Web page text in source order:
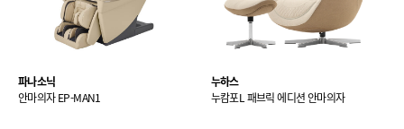
파나소닉
안마의자 EP-MAN1
누하스
누캄포L 패브릭 에디션 안마의자